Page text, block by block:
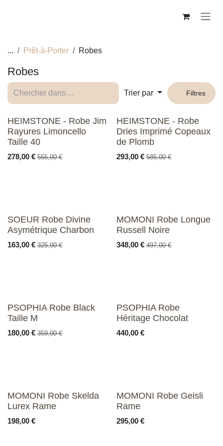
... Prêt-à-Porter Robes
Robes
Trier par Filtres
HEIMSTONE - Robe Jim
Rayures Limoncello
Taille 40
278,00€555,00
HEIMSTONE - Robe
Dries Imprimé Copeaux
de Plomb
293,00 €585,00
SOEUR Robe Divine
Asymétrique Charbon
163,00 €325,00
MOMONI Robe Longue
Russell Noire
348,00 €497,00
PSOPHIA Robe Black
Taille M
180,00 €359,00
PSOPHIA Robe
Héritage Chocolat
440,00
MOMONI Robe Skelda
Lurex Rame
198,00
MOMONI Robe Geisli
Rame
295,00